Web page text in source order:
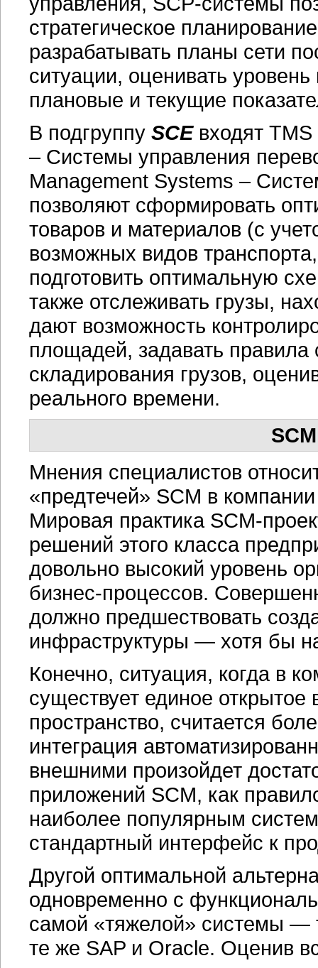
стратегическое
разрабатывать планы сети
ситуации, оценивать
плановые и текущие
В подгруппу SCEвходят TMS
– Системы управления
Management Systems –
позволяют сформировать
товаров и материалов (с
возможных видов
подготовить оптимальную
также отслеживать грузы,
дают возможность
площадей, задавать правила
складирования грузов,
реального времени.
Мнения специалистов
«предтечей» SCM в
Мировая практика SCM-
решений этого класса
довольно высокий уровень
бизнес-процессов.
должно предшествовать
инфраструктуры — хотя бы
Конечно, ситуация, когда в
существует единое открытое
пространство, считается
интеграция
внешними произойдет
приложений SCM, как
наиболее популярным
стандартный интерфейс к
Другой оптимальной
одновременно с
самой «тяжелой» системы —
те же SAP и Оracle. Оценив